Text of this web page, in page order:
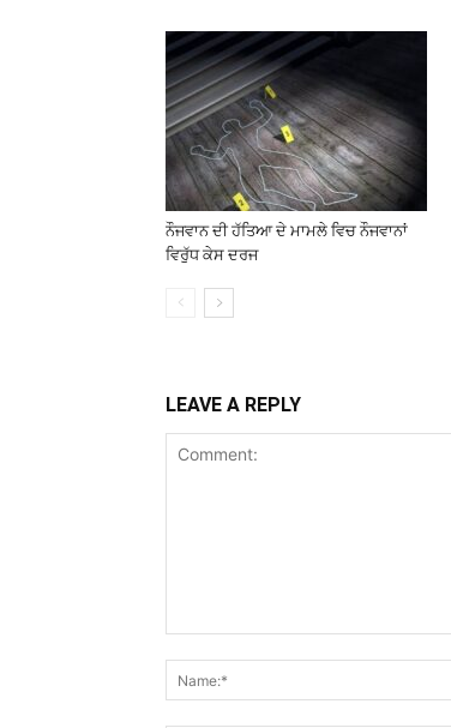
ਨੌਜਵਾਨ ਦੀ ਹੱਤਿਆ ਦੇ ਮਾਮਲੇ ਵਿਚ ਨੌਜਵਾਨਾਂ
ਵਿਰੁੱਧ ਕੇਸ ਦਰਜ
LEAVE A REPLY